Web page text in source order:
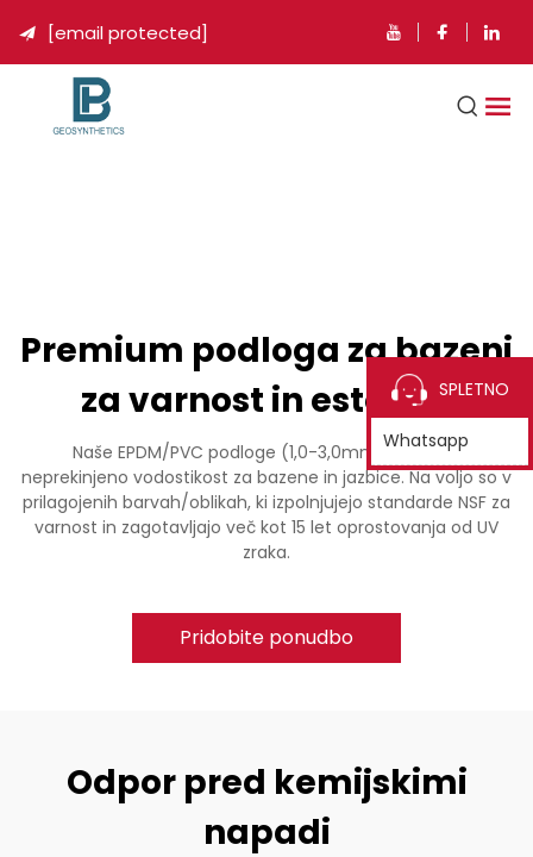
 [email protected]
Premium podloga za bazeni
za varnost in estetiko
Naše EPDM/PVC podloge (1,0-3,0mm) ponujajo
neprekinjeno vodostikost za bazene in jazbice. Na voljo so v
prilagojenih barvah/oblikah, ki izpolnjujejo standarde NSF za
varnost in zagotavljajo več kot 15 let oprostovanja od UV
zraka.
Pridobite ponudbo
Odpor pred kemijskimi
napadi
SPLETNO
Whatsapp